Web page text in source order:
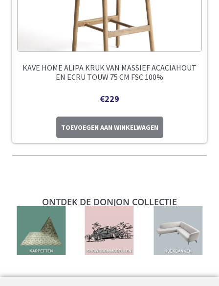
KAVE HOME ALIPA KRUK VAN MASSIEF ACACIAHOUT
EN ECRU TOUW 75 CM FSC 100%
€229
TOEVOEGEN AAN WINKELWAGEN
ONTDEK DE DONJON COLLECTIE